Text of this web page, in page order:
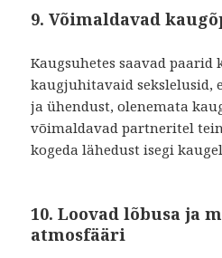
9. Võimaldavad
Kaugsuhetes saavad paarid
kaugjuhitavaid sekslelusid,
ja ühendust, olenemata
võimaldavad partneritel
kogeda lähedust isegi
10. Loovad lõbusa ja
atmosfääri